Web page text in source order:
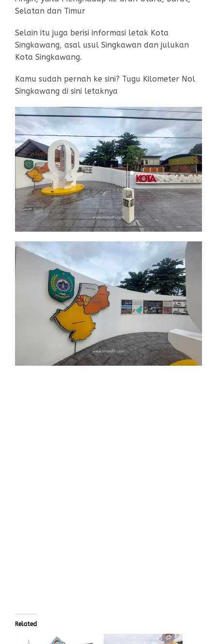
Selatan dan Timur
Selain itu juga berisi informasi letak Kota
Singkawang, asal usul Singkawan dan julukan
Kota Singkawang.
Kamu sudah pernah ke sini? Tugu Kilometer Nol
Singkawang di sini letaknya
Related